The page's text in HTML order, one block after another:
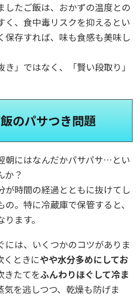
したご飯は、おかずの温度との
く、食中毒リスクを抑えるとい
存すれば、味も食感も美味し
き」ではなく、「賢い段取り」
のパサつき問題
朝にはなんだかパサパサ…とい
か？
が時間の経過とともに抜けてし
。特に冷蔵庫で保管すると、
ます。
には、いくつかのコツがありま
くときにやや水分多めにしてお
きたてをふんわりほぐして冷ま
気を逃しつつ、乾燥も防げま